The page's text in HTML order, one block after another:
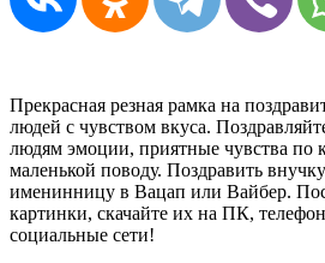
Прекрасная резная рамка на
людей с чувством вкуса.
людям эмоции, приятные чувства по
маленькой поводу. Поздравить
именинницу в Вацап или Вайбер.
картинки, скачайте их на ПК,
социальные сети!